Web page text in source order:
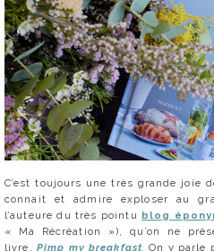
C’est toujours une très grande joie
connait et admire exploser au
l’auteure du très pointu blog
« Ma Récréation »), qu’on ne
livre, Pimp my breakfast.On y parle